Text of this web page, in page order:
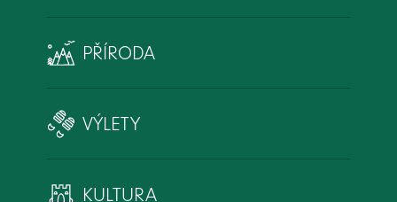
PŘÍRODA
VÝLETY
KULTURA